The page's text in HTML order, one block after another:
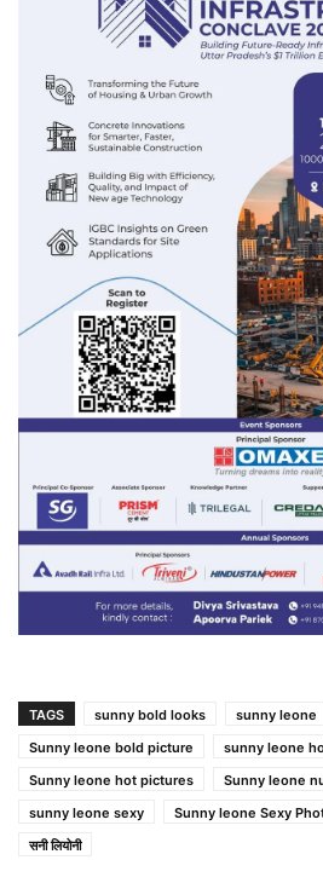
TAGS sunny bold looks sunny leone
Sunny leone bold picture
sunny leone
Sunny leone hot pictures
Sunny leone
sunny leone sexy
Sunny leone Sexy
सनी लियोनी